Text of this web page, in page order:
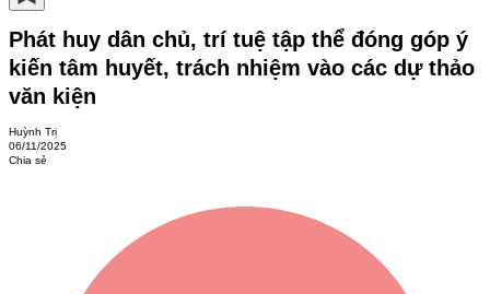
Phát huy dân chủ, trí tuệ tập thể đóng góp ý
kiến tâm huyết, trách nhiệm vào các dự thảo
văn kiện
Huỳnh Trị
06/11/2025
Chia sẻ